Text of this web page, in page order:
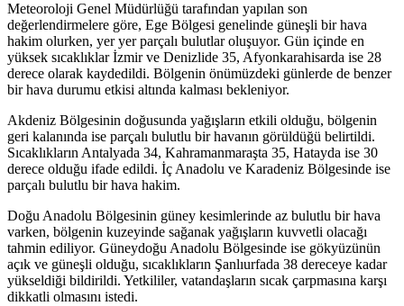
Meteoroloji Genel Müdürlüğü tarafından yapılan son
değerlendirmelere göre, Ege Bölgesi genelinde güneşli bir hava
hakim olurken, yer yer parçalı bulutlar oluşuyor. Gün içinde en
yüksek sıcaklıklar İzmir ve Denizlide 35, Afyonkarahisarda ise 28
derece olarak kaydedildi. Bölgenin önümüzdeki günlerde de benzer
bir hava durumu etkisi altında kalması bekleniyor.
Akdeniz Bölgesinin doğusunda yağışların etkili olduğu, bölgenin
geri kalanında ise parçalı bulutlu bir havanın görüldüğü belirtildi.
Sıcaklıkların Antalyada 34, Kahramanmaraşta 35, Hatayda ise 30
derece olduğu ifade edildi. İç Anadolu ve Karadeniz Bölgesinde ise
parçalı bulutlu bir hava hakim.
Doğu Anadolu Bölgesinin güney kesimlerinde az bulutlu bir hava
varken, bölgenin kuzeyinde sağanak yağışların kuvvetli olacağı
tahmin ediliyor. Güneydoğu Anadolu Bölgesinde ise gökyüzünün
açık ve güneşli olduğu, sıcaklıkların Şanlıurfada 38 dereceye kadar
yükseldiği bildirildi. Yetkililer, vatandaşların sıcak çarpmasına karşı
dikkatli olmasını istedi.